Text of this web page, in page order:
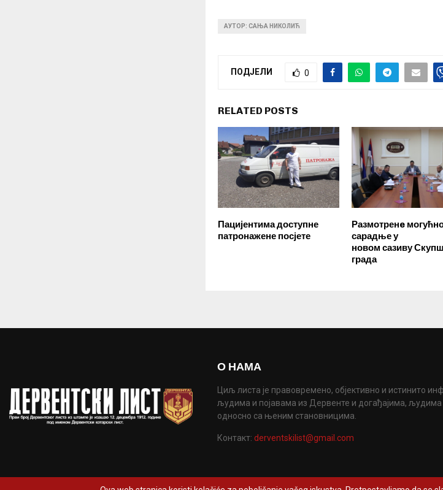
АУТОР: САЊА НИКОЛИЋ
ПОДЈЕЛИ 0
RELATED POSTS
Пацијентима доступне
патронажене посјете
Размотренe
сарадње у
новом сазиву
града
О НАМА
Циљ листа је правовремено, објективно и истинито
људима и појавама из Дервенте и догађајима, људима
односно са њеним становницима.
Контакт: derventskilist@gmail.com